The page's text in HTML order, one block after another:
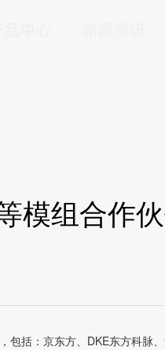
模组合作
括：京东方、DKE东方科脉